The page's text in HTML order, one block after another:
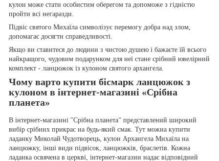
кулон може стати особистим оберегом та допоможе з гідністю
пройти всі негаразди.
Підвіс святого Михаїла символізує перемогу добра над злом,
допомагає досягти справедливості.
Якщо ви ставитеся до людини з чистою душею і бажаєте їй всього
найкращого, чудовим подарунком для неї стане срібний ювелірний
комплект - ланцюжок із кулоном святого архангела.
Чому варто купити бісмарк ланцюжок з
кулоном в інтернет-магазині «Срібна
планета»
В інтернет-магазині "Срібна планета" представлений широкий
вибір срібних прикрас на будь-який смак. Тут можна купити
ладанку Миколай Чудотворець, кулон Архангела Михаїла на
ланцюжку, інші види підвісок, ланцюжків, браслетів. Кожна
ладанка освячена в церкві, інтернет-магазин надає відповідний